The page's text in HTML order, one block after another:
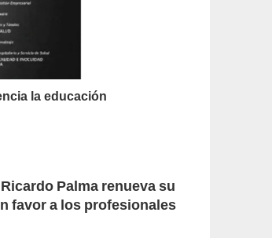
la educación
Palma renueva su
favor a los profesionales